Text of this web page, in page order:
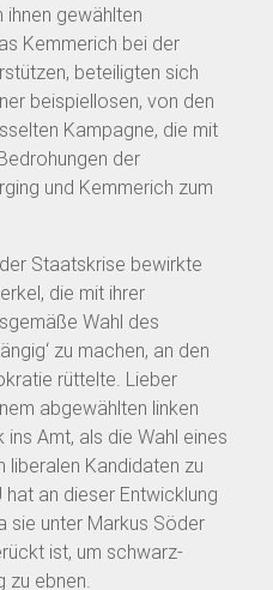
gewählten
Kemmerich bei der
beteiligten sich
beispiellosen, von den
Kampagne, die mit
der
und Kemmerich zum
Staatskrise bewirkte
die mit ihrer
Wahl des
zu machen, an den
rüttelte. Lieber
abgewählten linken
Amt, als die Wahl eines
liberalen Kandidaten zu
an dieser Entwicklung
sie unter Markus Söder
ist, um schwarz-
zu ebnen.